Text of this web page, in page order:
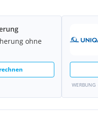
ohne
WERBUNG